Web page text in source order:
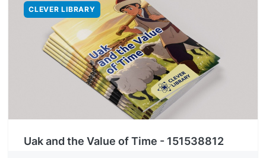
CLEVER LIBRARY
Uak and the Value of Time - 151538812